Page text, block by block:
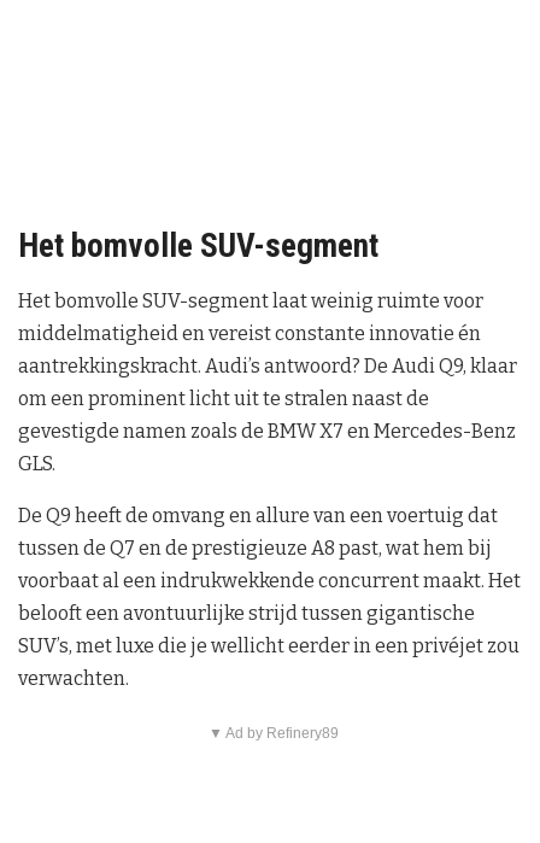
Het bomvolle SUV-segment
Het bomvolle SUV-segment laat weinig ruimte voor
middelmatigheid en vereist constante innovatie én
aantrekkingskracht. Audi’s antwoord? De Audi Q9, klaar
om een prominent licht uit te stralen naast de
gevestigde namen zoals de BMW X7 en Mercedes-Benz
GLS.
De Q9 heeft de omvang en allure van een voertuig dat
tussen de Q7 en de prestigieuze A8 past, wat hem bij
voorbaat al een indrukwekkende concurrent maakt. Het
belooft een avontuurlijke strijd tussen gigantische
SUV’s, met luxe die je wellicht eerder in een privéjet zou
verwachten.
▼ Ad by Refinery89